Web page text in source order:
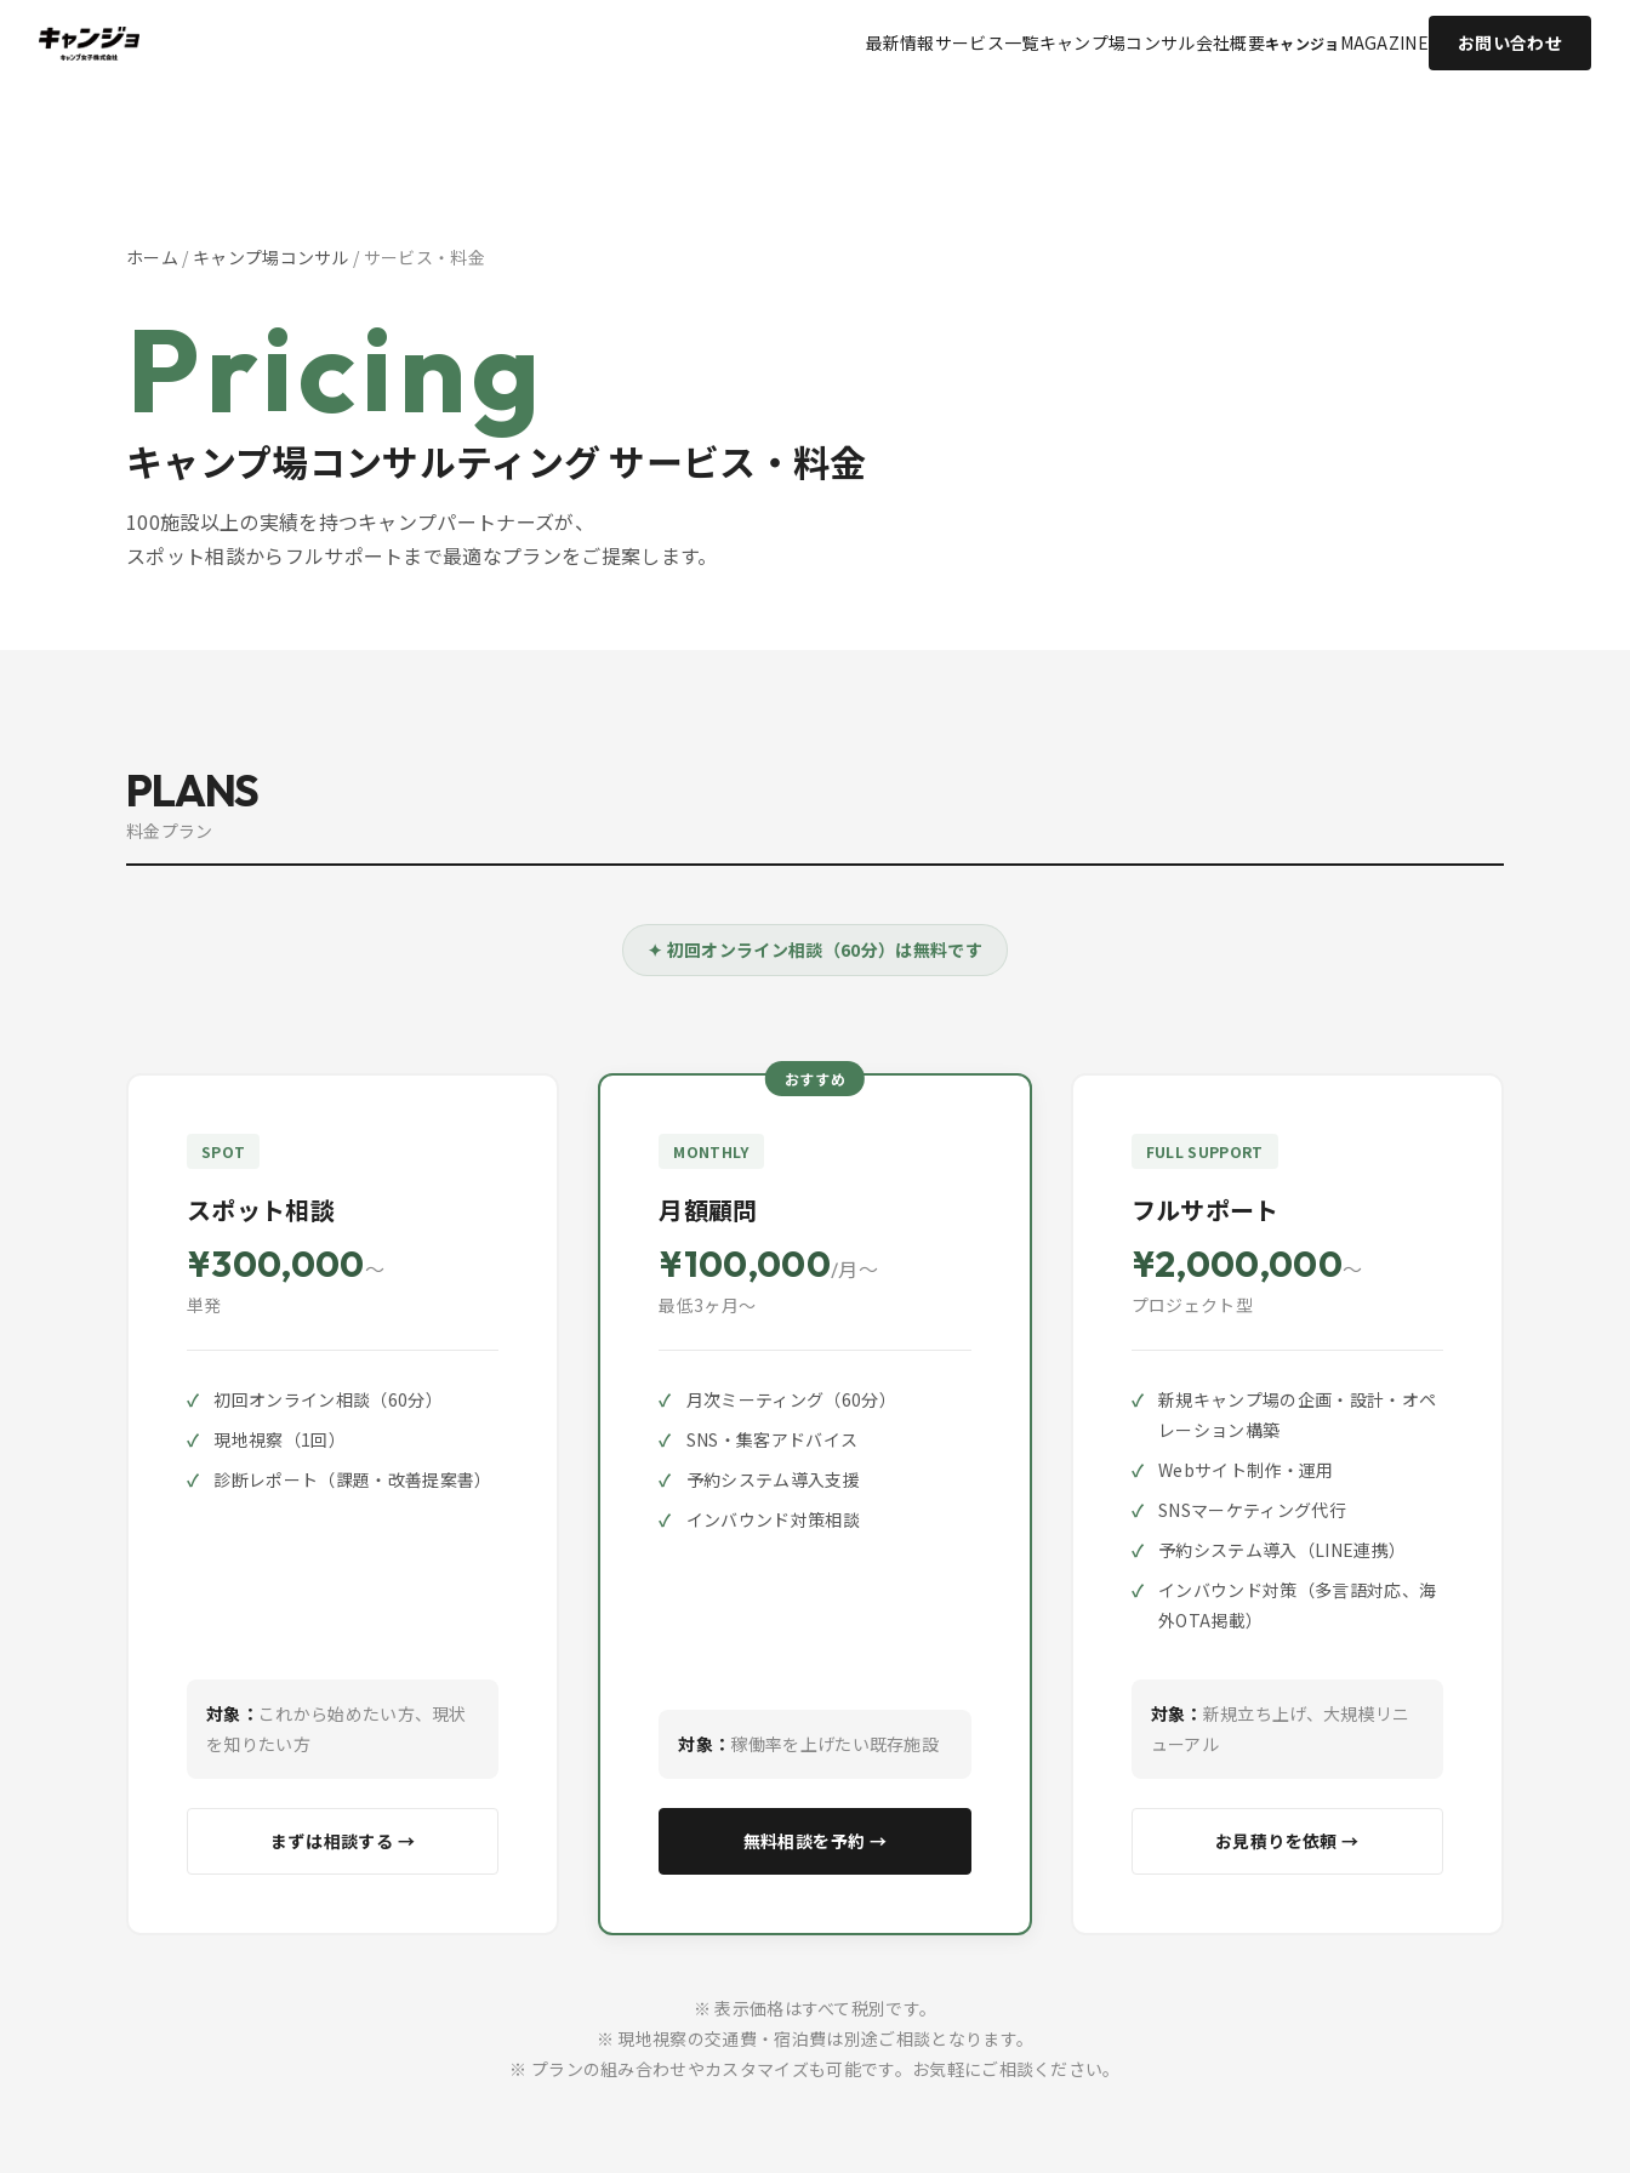
最新情報サービス一覧キャンプ場コンサル会社概要キャンジョ MAGAZINE お問い合わせ
ホーム / キャンプ場コンサル / サービス・料金
Pricing
キャンプ場コンサルティング サービス・料金
100施設以上の実績を持つキャンプパートナーズが、
スポット相談からフルサポートまで最適なプランをご提案します。
PLANS
料金プラン
✦ 初回オンライン相談（60分）は無料です
SPOT
スポット相談
¥300,000～
単発
初回オンライン相談（60分）
現地視察（1回）
診断レポート（課題・改善提案書）
対象： これから始めたい方、現状
を知りたい方
まずは相談する →
MONTHLY
月額顧問
¥100,000/月～
最低3ヶ月〜
月次ミーティング（60分）
SNS・集客アドバイス
予約システム導入支援
インバウンド対策相談
対象： 稼働率を上げたい既存施設
無料相談を予約 →
FULL SUPPORT
フルサポート
¥2,000,000～
プロジェクト型
新規キャンプ場の企画・設計・オペ
レーション構築
Webサイト制作・運用
SNSマーケティング代行
予約システム導入（LINE連携）
インバウンド対策（多言語対応、海
外OTA掲載）
対象： 新規立ち上げ、大規模リニ
ューアル
お見積りを依頼 →
※ 表示価格はすべて税別です。
※ 現地視察の交通費・宿泊費は別途ご相談となります。
※ プランの組み合わせやカスタマイズも可能です。お気軽にご相談ください。